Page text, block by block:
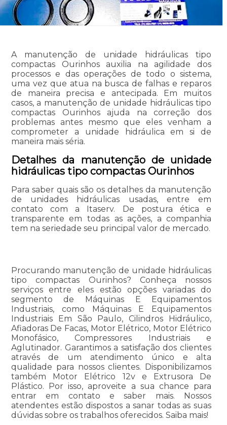
A manutenção de unidade hidráulicas tipo
compactas Ourinhos auxilia na agilidade dos
processos e das operações de todo o sistema,
uma vez que atua na busca de falhas e reparos
de maneira precisa e antecipada. Em muitos
casos, a manutenção de unidade hidráulicas tipo
compactas Ourinhos ajuda na correção dos
problemas antes mesmo que eles venham a
comprometer a unidade hidráulica em si de
maneira mais séria.
Detalhes da manutenção de unidade
hidráulicas tipo compactas Ourinhos
Para saber quais são os detalhes da manutenção
de unidades hidráulicas usadas, entre em
contato com a Itaserv. De postura ética e
transparente em todas as ações, a companhia
tem na seriedade seu principal valor de mercado.
Procurando manutenção de unidade hidráulicas
tipo compactas Ourinhos? Conheça nossos
serviços entre eles estão opções variadas do
segmento de Máquinas E Equipamentos
Industriais, como Máquinas E Equipamentos
Industriais Em São Paulo, Cilindros Hidráulico,
Afiadoras De Facas, Motor Elétrico, Motor Elétrico
Monofásico, Compressores Industriais e
Aglutinador. Garantimos a satisfação dos clientes
através de um atendimento único e alta
qualidade para nossos clientes. Disponibilizamos
também Motor Elétrico 12v e Extrusora De
Plástico. Por isso, aproveite a sua chance para
entrar em contato e saber mais. Nossos
atendentes estão dispostos a sanar todas as suas
dúvidas sobre os trabalhos oferecidos. Saiba mais!